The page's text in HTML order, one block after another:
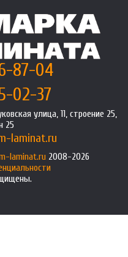
87-04
02-37
улица, 11, строение 25,
25
laminat.ru
laminat.ru2008-2026